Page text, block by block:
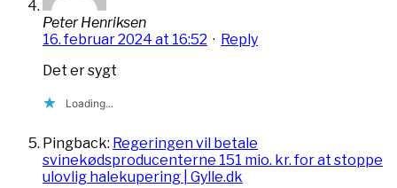
Peter Henriksen
16. februar 2024 at 16:52 · Reply
Det er sygt
Loading...
Pingback: Regeringen vil betale
svinekødsproducenterne 151 mio. kr. for at stoppe
ulovlig halekupering | Gylle.dk